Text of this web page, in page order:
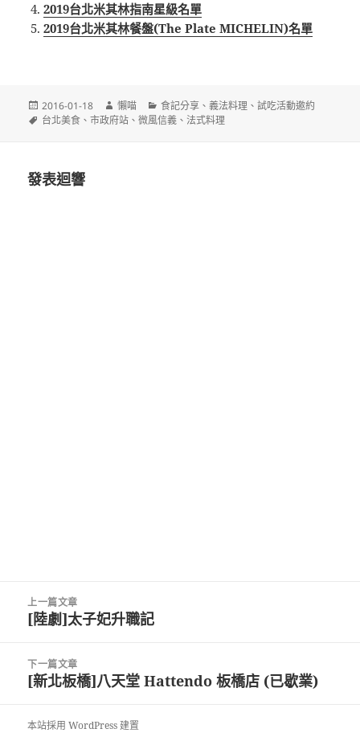
2019台北米其林指南星級名單
2019台北米其林餐盤(The Plate MICHELIN)名單
發
佈
2016-01-18
作
者
懶喵
分
類
食記分享 、義法料理 、試吃活動邀約
標
台北美食 、市政府站 、微風信義 、 法式料理
發表迴響
上一篇文章
上
篇
文
[陸劇]太子妃升職記
下一篇文章
下
篇
[新北板橋]八天堂 Hattendo 板橋店 (已歇業)
本站採用 WordPress 建置